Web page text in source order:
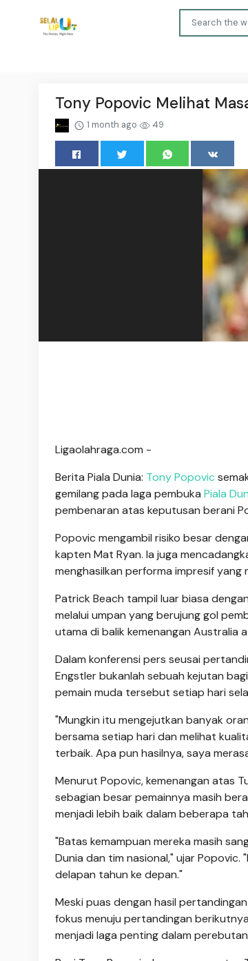
Tony Popovic Melihat
1 month ago 49
Ligaolahraga.com -
Berita Piala Dunia: Tony Popovic
gemilang pada laga pembuka Piala
pembenaran atas keputusan berani
Popovic mengambil risiko besar
kapten Mat Ryan. Ia juga
menghasilkan performa impresif
Patrick Beach tampil luar biasa
melalui umpan yang berujung gol
utama di balik kemenangan Australia
Dalam konferensi pers seusai
Engstler bukanlah sebuah kejutan
pemain muda tersebut setiap hari
"Mungkin itu mengejutkan banyak
bersama setiap hari dan melihat
terbaik. Apa pun hasilnya, saya
Menurut Popovic, kemenangan atas
sebagian besar pemainnya masih
menjadi lebih baik dalam beberapa
"Batas kemampuan mereka masih
Dunia dan tim nasional," ujar
delapan tahun ke depan."
Meski puas dengan hasil
fokus menuju pertandingan
menjadi laga penting dalam